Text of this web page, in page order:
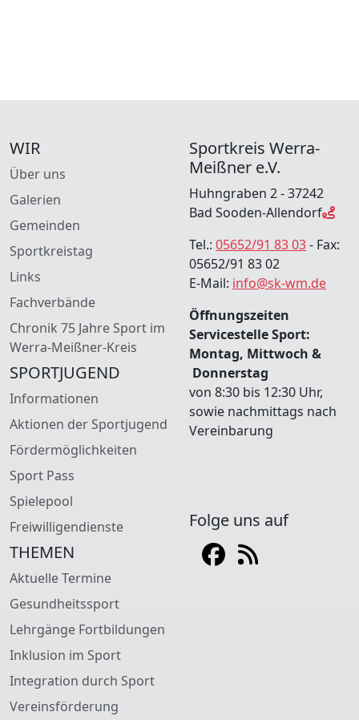
WIR
Über uns
Galerien
Gemeinden
Sportkreistag
Links
Fachverbände
Chronik 75 Jahre Sport im
Werra-Meißner-Kreis
SPORTJUGEND
Informationen
Aktionen der Sportjugend
Fördermöglichkeiten
Sport Pass
Spielepool
Freiwilligendienste
THEMEN
Aktuelle Termine
Gesundheitssport
Lehrgänge Fortbildungen
Inklusion im Sport
Integration durch Sport
Vereinsförderung
Sportkreis Werra-
Meißner e.V.
Huhngraben 2 - 37242
Bad Sooden-Allendorf
Tel.: 05652/91 83 03- Fax:
05652/91 83 02
E-Mail: info@sk-wm.de
Öffnungszeiten
Servicestelle Sport:
Montag, Mittwoch &
Donnerstag
von 8:30 bis 12:30 Uhr,
sowie nachmittags nach
Vereinbarung
Folge uns auf